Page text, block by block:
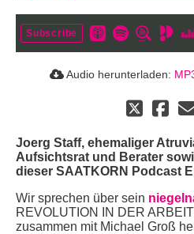
Subscribe
Audio herunterladen:
Joerg Staff, ehemaliger
Aufsichtsrat und Berater
dieser SAATKORN Podcast
Wir sprechen über sein
REVOLUTION IN DER
zusammen mit Michael Groß